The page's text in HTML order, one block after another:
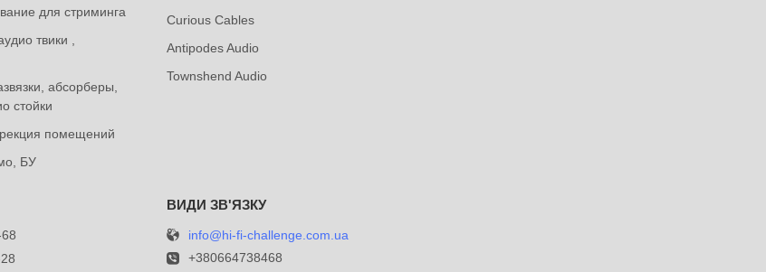
для стриминга
твики ,
абсорберы,
стойки
помещений
БУ
Curious Cables
Antipodes Audio
Townshend Audio
info@hi-fi-challenge.com.ua
+380664738468